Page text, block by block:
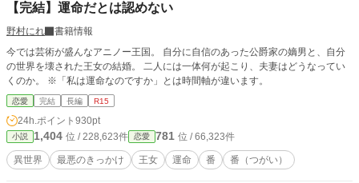
【完結】運命だとは認めない
野村にれ
書籍情報
今では芸術が盛んなアニノー王国。 自分に自信のあった公爵家の嫡男と、自分
の世界を壊された王女の結婚。 二人には一体何が起こり、夫妻はどうなってい
くのか。 ※「私は運命なのですか」とは時間軸が違います。
恋愛 完結 長編 R15
24h.ポイント 930pt
小説 1,404 位 / 228,623件 恋愛 781 位 / 66,323件
異世界 最悪のきっかけ 王女 運命 番 番（つがい）